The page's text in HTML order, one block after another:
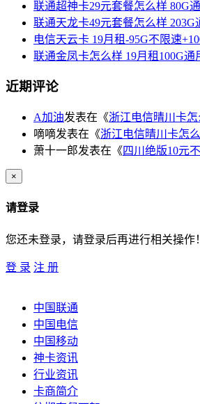
联通超神卡29元套餐怎么样 80G
联通天龙卡49元套餐怎么样 203G
电信天云卡 19月租-95G不限速
联通金凤卡怎么样 19月租100G通
近期评论
A加油发表在《浙江电信晴川卡
嘀嘀发表在《浙江电信晴川卡怎
萧十一郎发表在《四川绝版10元
×
请登录
您还未登录，请登录后再进行相关操作！
登 录 注 册
中国联通
中国电信
中国移动
神卡资讯
行业资讯
卡商简介